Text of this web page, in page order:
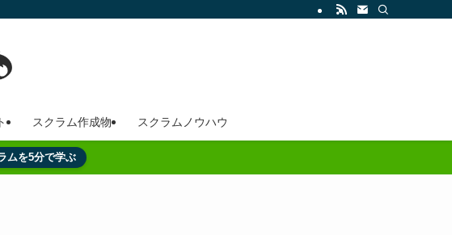
スクラム作成物 スクラムノウハウ
ムを5分で学ぶ